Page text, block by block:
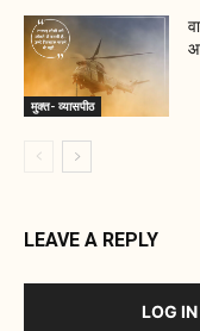
मुक्त- व्यासपीठ
LEAVE A REPLY
LOG